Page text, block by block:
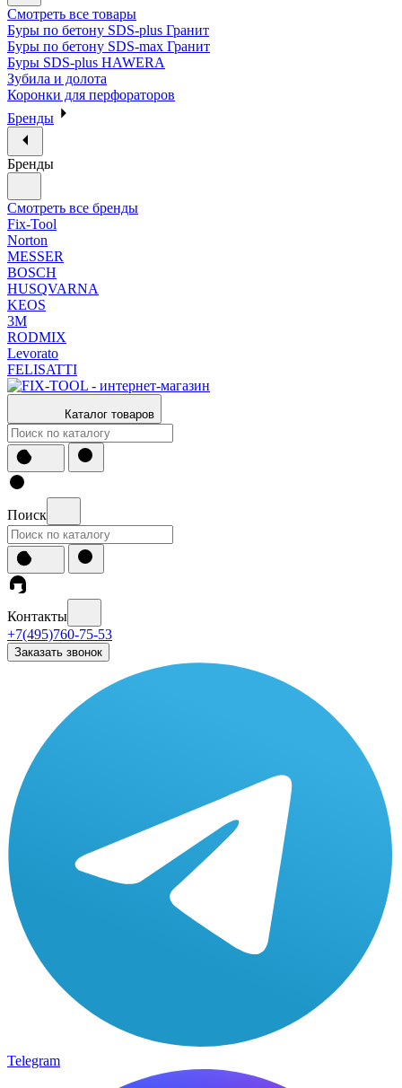
Смотреть все товары
Буры по бетону SDS-plus Гранит
Буры по бетону SDS-max Гранит
Буры SDS-plus HAWERA
Зубила и долота
Коронки для перфораторов
Бренды
Бренды
Смотреть все бренды
Fix-Tool
Norton
MESSER
BOSCH
HUSQVARNA
KEOS
3М
RODMIX
Levorato
FELISATTI
Каталог товаров
Поиск
Контакты
+7(495)760-75-53
Заказать звонок
Telegram